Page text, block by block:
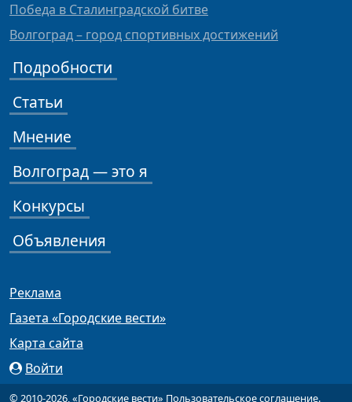
Победа в Сталинградской битве
Волгоград – город спортивных достижений
Подробности
Статьи
Мнение
Волгоград — это я
Конкурсы
Объявления
Реклама
Газета «Городские вести»
Карта сайта
Войти
© 2010-2026, «Городские вести» Пользовательское соглашение.